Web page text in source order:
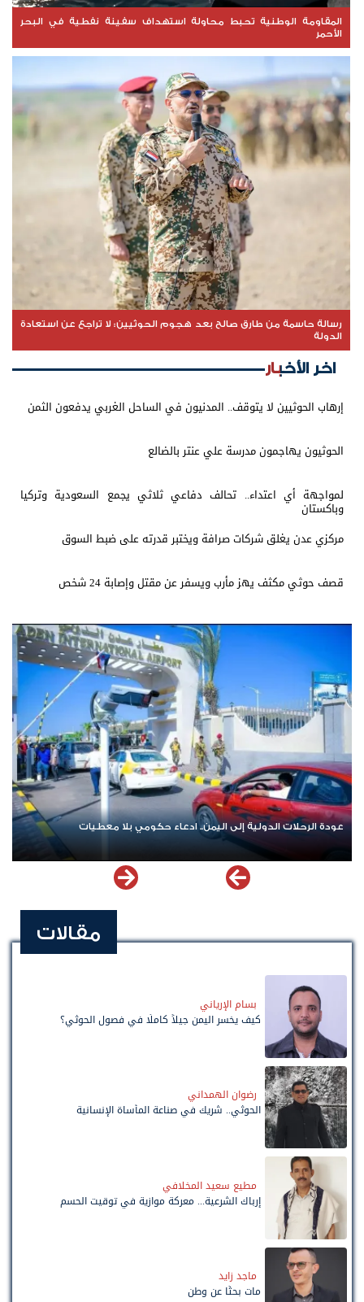
المقاومة الوطنية تحبط محاولة استهداف سفينة نفطية في البحر
الأحمر
رسالة حاسمة من طارق صالح بعد هجوم الحوثيين: لا تراجع عن استعادة
الدولة
اخر الأخبار
إرهاب الحوثيين لا يتوقف.. المدنيون في الساحل الغربي يدفعون الثمن
الحوثيون يهاجمون مدرسة علي عنتر بالضالع
لمواجهة أي اعتداء.. تحالف دفاعي ثلاثي يجمع السعودية وتركيا
وباكستان
مركزي عدن يغلق شركات صرافة ويختبر قدرته على ضبط السوق
قصف حوثي مكثف يهز مأرب ويسفر عن مقتل وإصابة 24 شخص
اشترك الآن في قناة الواتساب لـ نيوزيمن
مقالات
بسام الإرياني
كيف يخسر اليمن جيلاً كاملًا في فصول الحوثي؟
رضوان الهمداني
الحوثي.. شريك في صناعة المأساة الإنسانية
مطيع سعيد المخلافي
إرباك الشرعية... معركة موازية في توقيت الحسم
ماجد زايد
مات بحثًا عن وطن